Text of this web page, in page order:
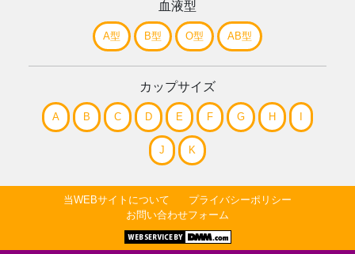
血液型
A型 B型 O型 AB型
カップサイズ
A B C D E F G H
J K
当WEBサイトについて
プライバシーポリシー
お問い合わせフォーム